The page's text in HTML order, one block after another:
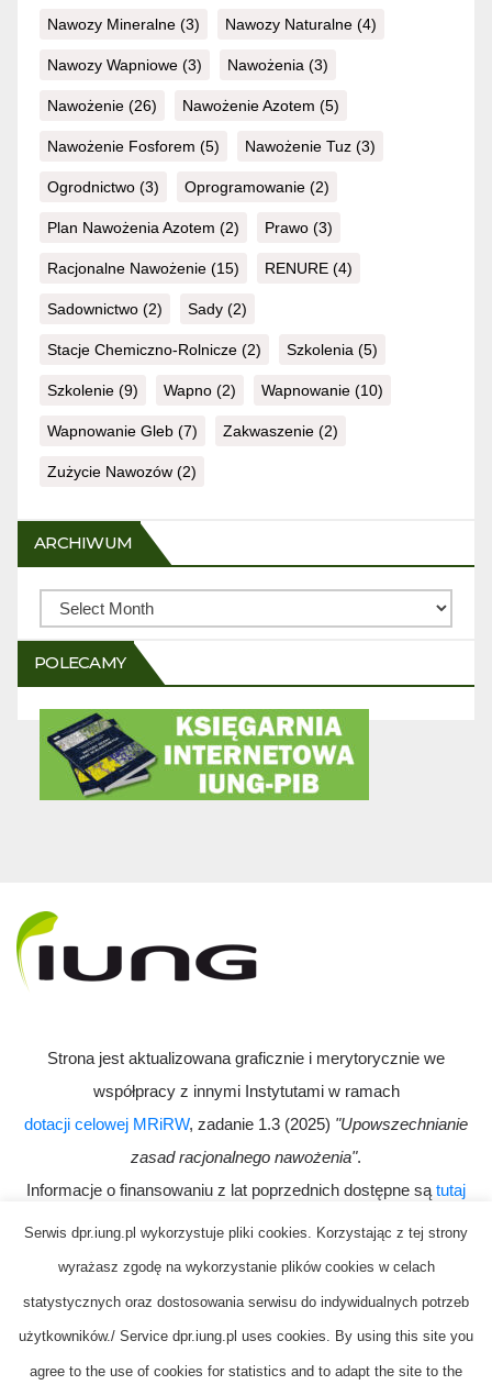
Nawozy Mineralne (3) Nawozy Naturalne (4)
Nawozy Wapniowe (3) Nawożenia (3)
Nawożenie (26) Nawożenie Azotem (5)
Nawożenie Fosforem (5) Nawożenie Tuz (3)
Ogrodnictwo (3) Oprogramowanie (2)
Plan Nawożenia Azotem (2) Prawo (3)
Racjonalne Nawożenie (15) RENURE (4)
Sadownictwo (2) Sady (2)
Stacje Chemiczno-Rolnicze (2) Szkolenia (5)
Szkolenie (9) Wapno (2) Wapnowanie (10)
Wapnowanie Gleb (7) Zakwaszenie (2)
Zużycie Nawozów (2)
ARCHIWUM
Archiwum
POLECAMY
Strona jest aktualizowana graficznie i merytorycznie we
współpracy z innymi Instytutami w ramach
dotacji celowej MRiRW, zadanie 1.3 (2025) "Upowszechnianie
zasad racjonalnego nawożenia".
Informacje o finansowaniu z lat poprzednich dostępne są tutaj
Serwis dpr.iung.pl wykorzystuje pliki cookies. Korzystając z tej strony
wyrażasz zgodę na wykorzystanie plików cookies w celach
statystycznych oraz dostosowania serwisu do indywidualnych potrzeb
użytkowników./ Service dpr.iung.pl uses cookies. By using this site you
agree to the use of cookies for statistics and to adapt the site to the